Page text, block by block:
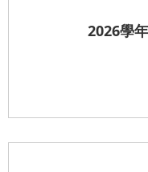
2026學